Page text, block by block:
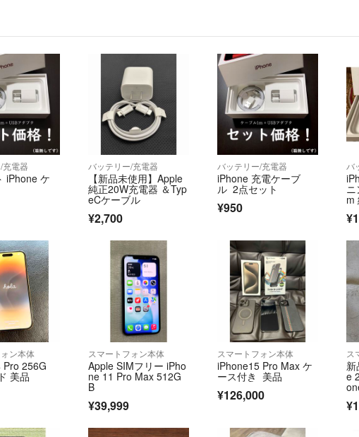
で発送しておりま
補償や追跡等ご
さいませ。
※発送方法に関し
います。
複数商品をご購
いただくことが
コンビニ支払い
購入者様都合に
※購入確認後すぐ
消すため。
購入間違いには
梱包にはリサイ
ここまでお読み
気持ちの良い取
願いいたします。
充電器
iPhone ケ
バッテリー/充電器
【新品未使用】Apple
純正20W充電器 ＆Typ
eCケーブル
¥2,700
バッテリー/充電器
iPhone 充電ケーブ
ル 2点セット
¥950
バ
ニ
m
ン本体
Pro 256G
美品
スマートフォン本体
Apple SIMフリー iPho
ne 11 Pro Max 512G
B
¥39,999
スマートフォン本体
iPhone15 Pro Max ケ
ース付き 美品
¥126,000
ス
e